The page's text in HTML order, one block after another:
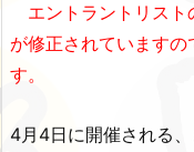
エントラントリスト
が修正されていますの
す。
4月4日に開催される